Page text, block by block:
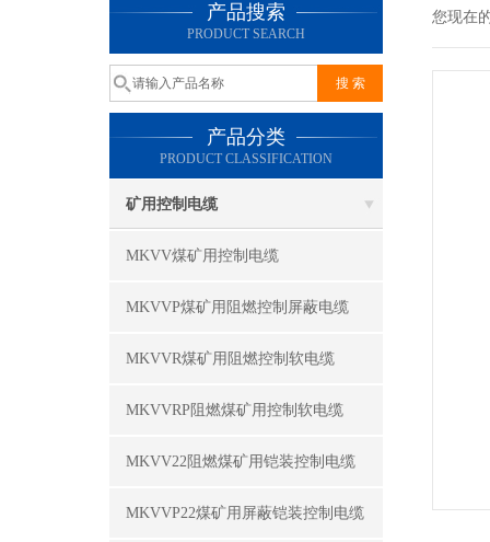
产品搜索
PRODUCT SEARCH
产品分类
PRODUCT CLASSIFICATION
矿用控制电缆
MKVV煤矿用控制电缆
MKVVP煤矿用阻燃控制屏蔽电缆
MKVVR煤矿用阻燃控制软电缆
MKVVRP阻燃煤矿用控制软电缆
MKVV22阻燃煤矿用铠装控制电缆
MKVVP22煤矿用屏蔽铠装控制电缆
您现在